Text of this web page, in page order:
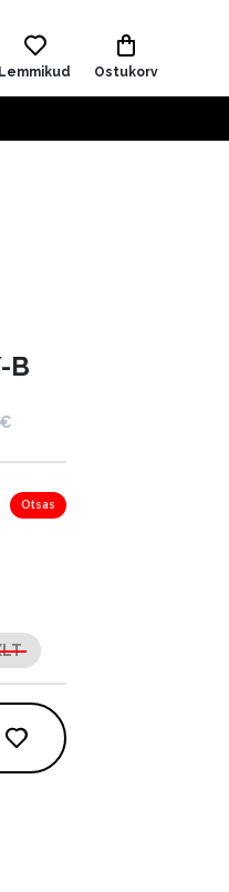
Lemmikud Ostukorv
B
Otsas